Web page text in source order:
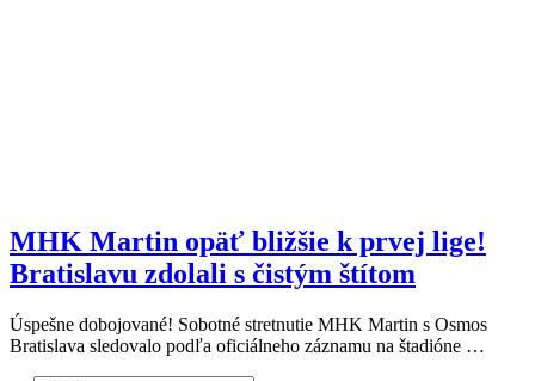
MHK Martin opäť bližšie k prvej lige!
Bratislavu zdolali s čistým štítom
Úspešne dobojované! Sobotné stretnutie MHK Martin s Osmos
Bratislava sledovalo podľa oficiálneho záznamu na štadióne …